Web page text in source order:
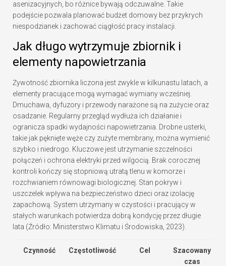
asenizacyjnych, bo różnice bywają odczuwalne. Takie
podejście pozwala planować budżet domowy bez przykrych
niespodzianek i zachować ciągłość pracy instalacji.
Jak długo wytrzymuje zbiornik i
elementy napowietrzania
Żywotność zbiornika liczona jest zwykle w kilkunastu latach, a
elementy pracujące mogą wymagać wymiany wcześniej.
Dmuchawa, dyfuzory i przewody narażone są na zużycie oraz
osadzanie. Regularny przegląd wydłuża ich działanie i
ogranicza spadki wydajności napowietrzania. Drobne usterki,
takie jak pęknięte węże czy zużyte membrany, można wymienić
szybko i niedrogo. Kluczowe jest utrzymanie szczelności
połączeń i ochrona elektryki przed wilgocią. Brak corocznej
kontroli kończy się stopniową utratą tlenu w komorze i
rozchwianiem równowagi biologicznej. Stan pokryw i
uszczelek wpływa na bezpieczeństwo dzieci oraz izolację
zapachową. System utrzymany w czystości i pracujący w
stałych warunkach potwierdza dobrą kondycję przez długie
lata (Źródło: Ministerstwo Klimatu i Środowiska, 2023).
Czynność Częstotliwość Cel
Szacowany
czas